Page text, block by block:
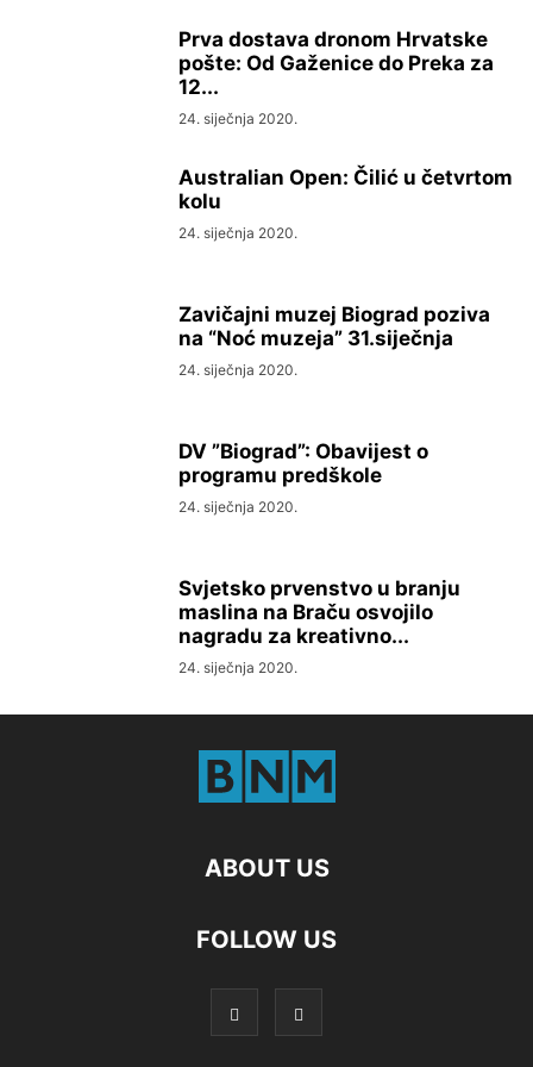
Prva dostava dronom Hrvatske
pošte: Od Gaženice do Preka za
12...
24. siječnja 2020.
Australian Open: Čilić u četvrtom
kolu
24. siječnja 2020.
Zavičajni muzej Biograd poziva
na “Noć muzeja” 31.siječnja
24. siječnja 2020.
DV ”Biograd”: Obavijest o
programu predškole
24. siječnja 2020.
Svjetsko prvenstvo u branju
maslina na Braču osvojilo
nagradu za kreativno...
24. siječnja 2020.
ABOUT US
FOLLOW US